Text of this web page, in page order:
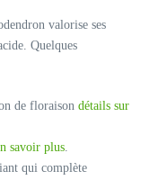
valorise ses
Quelques
de floraison détails sur
savoir plus
qui complète